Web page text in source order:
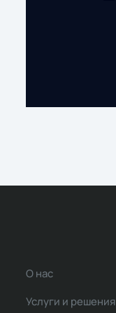
О нас
Услуги и решения